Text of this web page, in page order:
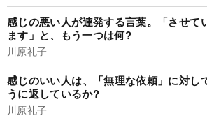
感じの悪い人が連発する言葉。「させて
ます」と、もう一つは何?
川原礼子
感じのいい人は、「無理な依頼」に対し
うに返しているか?
川原礼子